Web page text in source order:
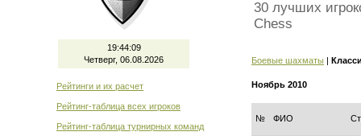
19:44:10
Четверг, 06.08.2026
Рейтинги и их расчет
Рейтинг-таблица всех игроков
Рейтинг-таблица турнирных команд
30 лучших
Chess
Боевые шахматы |
Ноябрь 2010
№ ФИО